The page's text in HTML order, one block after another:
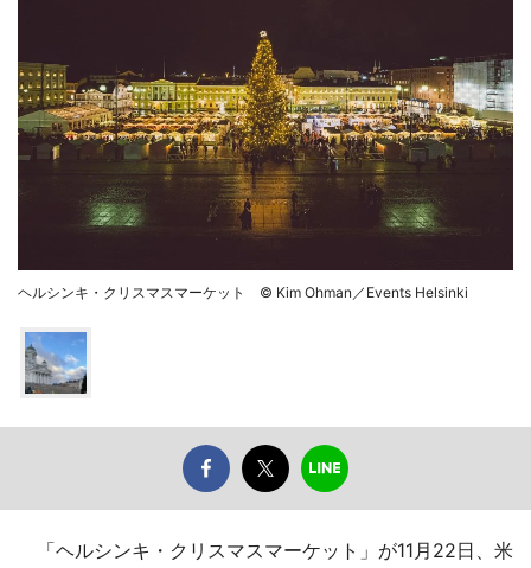
ヘルシンキ・クリスマスマーケット © Kim Ohman／Events Helsinki
「ヘルシンキ・クリスマスマーケット」が11月22日、米